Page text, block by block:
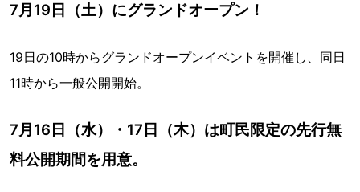
7月19日（土）にグランドオープン！
19日の10時からグランドオープンイベントを開催し、同日
11時から一般公開開始。
7月16日（水）・17日（木）は町民限定の先行無
料公開期間を用意。